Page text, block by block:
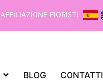
AFFILIAZIONE FIORISTI
BLOG CONTATTI